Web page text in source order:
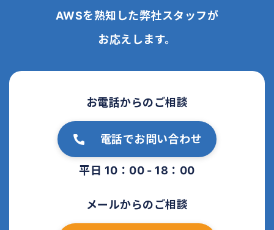
AWSを熟知した弊社スタッフが
お応えします。
お電話からのご相談
電話でお問い合わせ
平日 10：00 - 18：00
メールからのご相談